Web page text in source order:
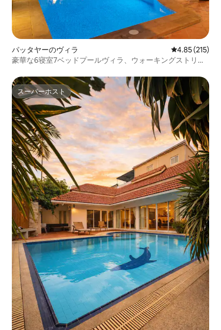
パッタヤーのヴィラ レビュー215
4.85 (215)
豪華な6寝室7ベッドプールヴィラ、ウォーキングストリー
スーパーホスト
スーパーホスト